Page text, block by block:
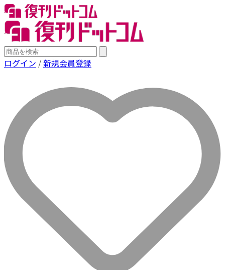
ログイン /新規会員登録